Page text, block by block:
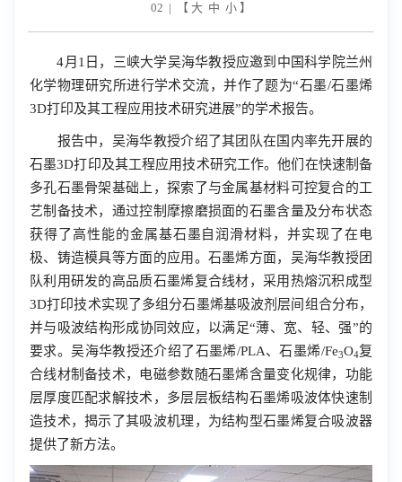
02 | 【 大 中 小 】
4月 1 日，三峡大学吴海华教授应邀到中国科学院兰州
化学物理研究所进行学术交流，并作了题为“石墨/石墨烯
3D打印及其工程应用技术研究进展”的学术报告。
报告中，吴海华教授介绍了其团队在国内率先开展的
石墨3D打印及其工程应用技术研究工作。他们在快速制备
多孔石墨骨架基础上，探索了与金属基材料可控复合的工
艺制备技术，通过控制摩擦磨损面的石墨含量及分布状态
获得了高性能的金属基石墨自润滑材料，并实现了在电
极、铸造模具等方面的应用。石墨烯方面，吴海华教授团
队利用研发的高品质石墨烯复合线材，采用热熔沉积成型
3D打印技术实现了多组分石墨烯基吸波剂层间组合分布，
并与吸波结构形成协同效应，以满足“薄、宽、轻、强”的
要求。吴海华教授还介绍了石墨烯/PLA、石墨烯/Fe3O4复
合线材制备技术，电磁参数随石墨烯含量变化规律，功能
层厚度匹配求解技术，多层层板结构石墨烯吸波体快速制
造技术，揭示了其吸波机理，为结构型石墨烯复合吸波器
提供了新方法。